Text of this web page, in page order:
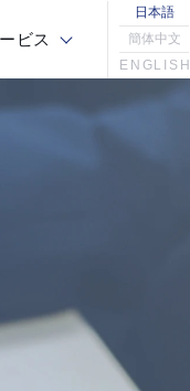
ビス
日本語
簡体中文
ENGLISH